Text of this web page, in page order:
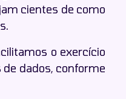
cientes de como
o exercício
dados, conforme